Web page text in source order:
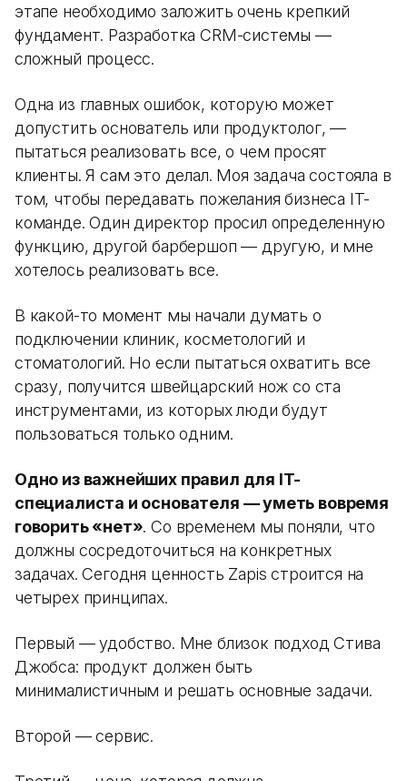
этапе необходимо заложить очень крепкий
фундамент. Разработка CRM-системы —
сложный процесс.
Одна из главных ошибок, которую может
допустить основатель или продуктолог, —
пытаться реализовать все, о чем просят
клиенты. Я сам это делал. Моя задача состояла в
том, чтобы передавать пожелания бизнеса IT-
команде. Один директор просил определенную
функцию, другой барбершоп — другую, и мне
хотелось реализовать все.
В какой-то момент мы начали думать о
подключении клиник, косметологий и
стоматологий. Но если пытаться охватить все
сразу, получится швейцарский нож со ста
инструментами, из которых люди будут
пользоваться только одним.
Одно из важнейших правил для IT-
специалиста и основателя — уметь вовремя
говорить «нет». Со временем мы поняли, что
должны сосредоточиться на конкретных
задачах. Сегодня ценность Zapis строится на
четырех принципах.
Первый — удобство. Мне близок подход Стива
Джобса: продукт должен быть
минималистичным и решать основные задачи.
Второй — сервис.